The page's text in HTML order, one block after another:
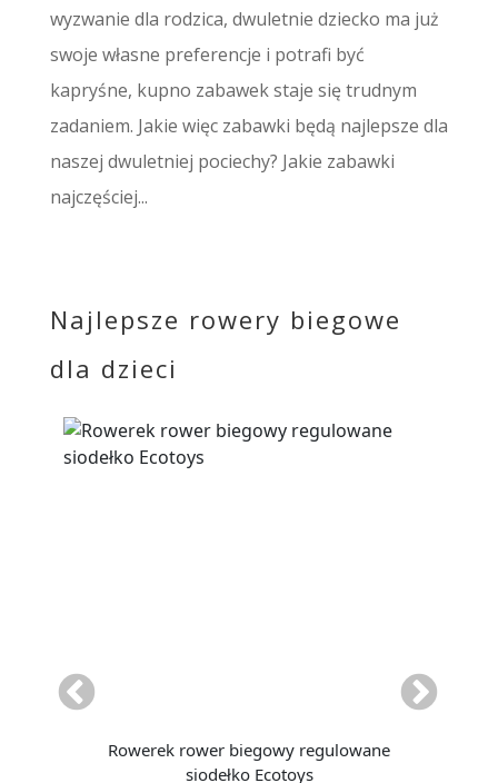
wyzwanie dla rodzica, dwuletnie dziecko ma już
swoje własne preferencje i potrafi być
kapryśne, kupno zabawek staje się trudnym
zadaniem. Jakie więc zabawki będą najlepsze dla
naszej dwuletniej pociechy? Jakie zabawki
najczęściej...
Najlepsze rowery biegowe
dla dzieci